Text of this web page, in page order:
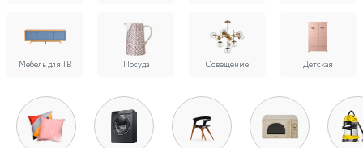
Мебель для ТВ Посуда Освещение Детская